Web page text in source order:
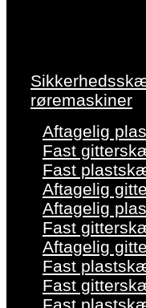
røremaskiner
Aftagelig
Fast
Fast
Aftagelig
Aftagelig
Fast
Aftagelig
Fast
Fast